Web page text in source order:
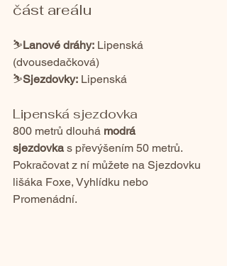
část areálu
⛷️Lanové dráhy: Lipenská
(dvousedačková)
⛷️Sjezdovky: Lipenská
Lipenská sjezdovka
800 metrů dlouhá modrá
sjezdovka s převýšením 50 metrů.
Pokračovat z ní můžete na Sjezdovku
lišáka Foxe, Vyhlídku nebo
Promenádní.